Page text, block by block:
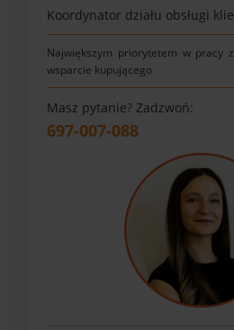
Koordynator działu obsługi
Największym priorytetem w pracy
wsparcie kupującego
Masz pytanie? Zadzwoń:
697-007-088